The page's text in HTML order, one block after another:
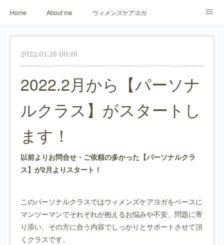
Home About me ウィメンズケアヨガ
アロマリラックスヨガ パーソナトレーニング
2022.01.26 00:16
2022.2月から【パーソナ
ルクラス】がスタートし
ます！
以前よりお問合せ・ご依頼の多かった 【パーソナルクラ
ス】が2月よりスタート！
このパーソナルクラスではウィメンズケアヨガをベースに
マンツーマンでそれぞれが抱えるお悩みや不安、問題に寄
り添い、その方に合う内容でしっかりとサポートさせて頂
くクラスです。